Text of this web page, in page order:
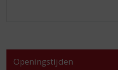
Openingstijden